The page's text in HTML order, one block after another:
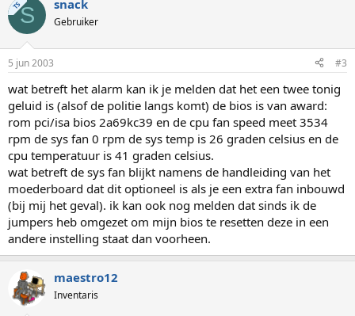
TSS snack
Gebruiker
5 jun 2003 #3
wat betreft het alarm kan ik je melden dat het een twee tonig
geluid is (alsof de politie langs komt) de bios is van award:
rom pci/isa bios 2a69kc39 en de cpu fan speed meet 3534
rpm de sys fan 0 rpm de sys temp is 26 graden celsius en de
cpu temperatuur is 41 graden celsius.
wat betreft de sys fan blijkt namens de handleiding van het
moederboard dat dit optioneel is als je een extra fan inbouwd
(bij mij het geval). ik kan ook nog melden dat sinds ik de
jumpers heb omgezet om mijn bios te resetten deze in een
andere instelling staat dan voorheen.
maestro12
Inventaris